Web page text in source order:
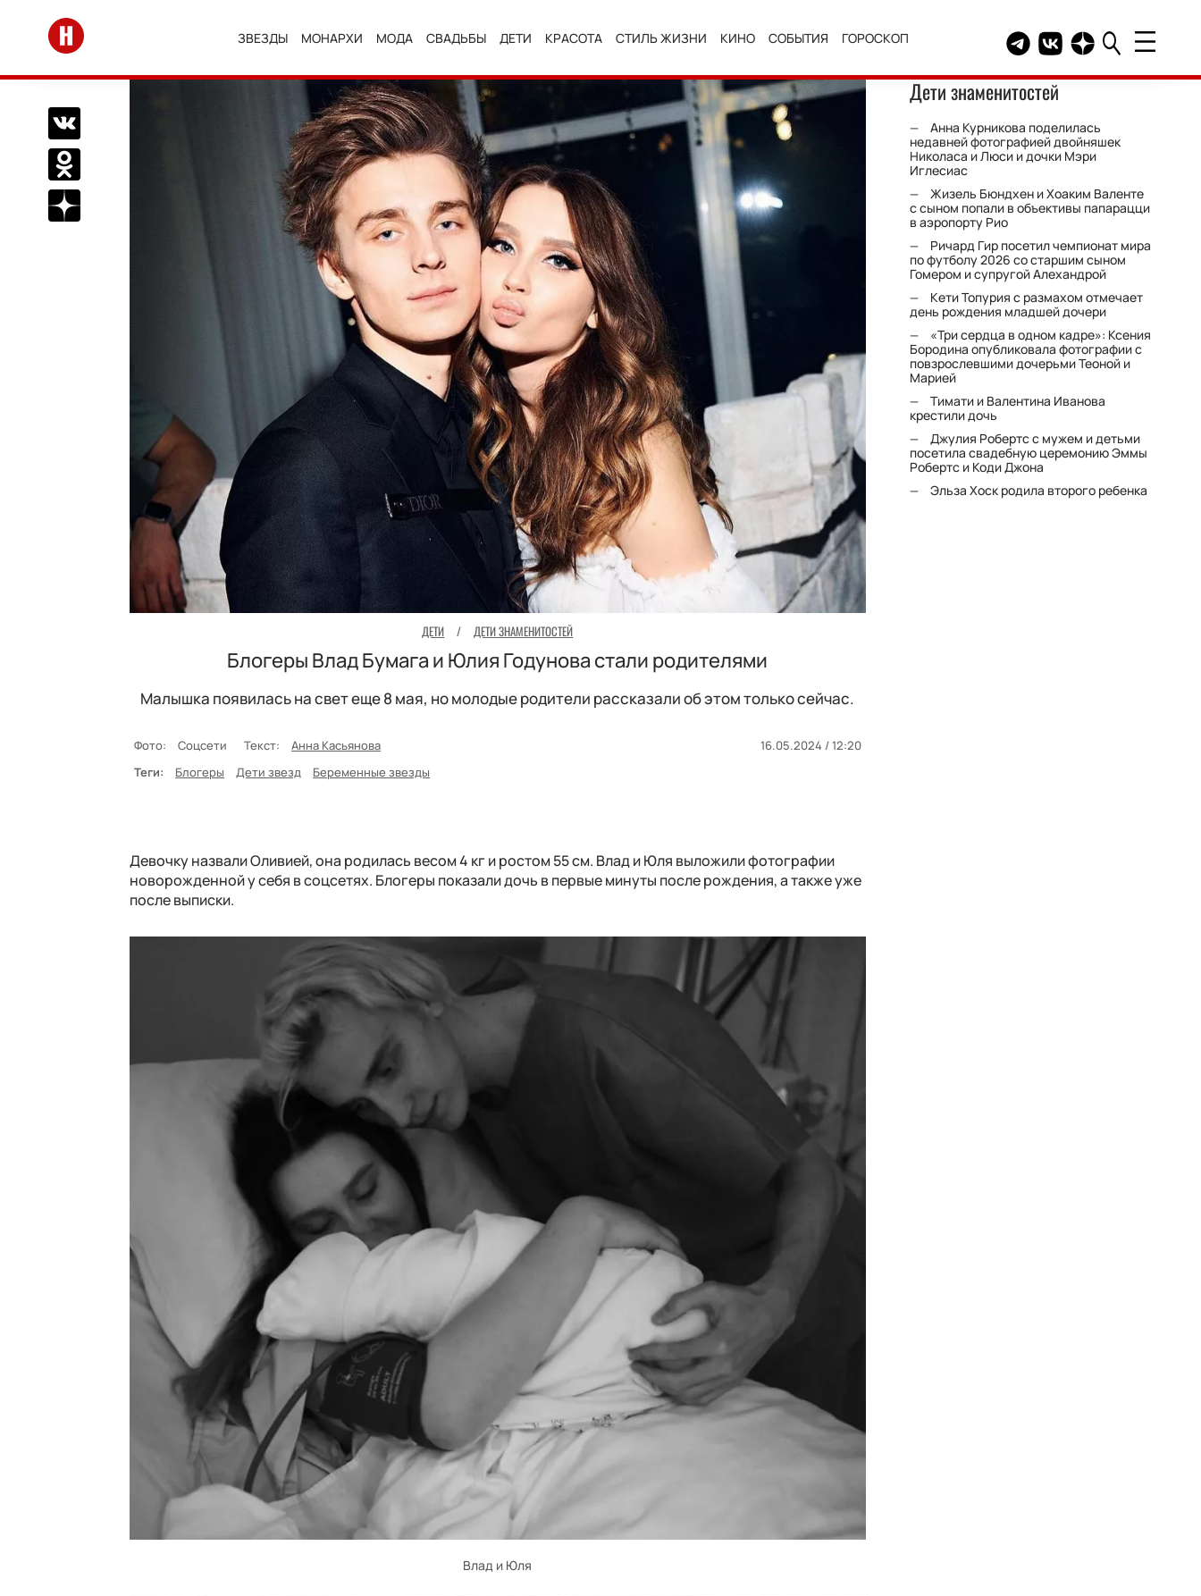
Перейти на главную
ЗВЕЗДЫ МОНАРХИ МОДА СВАДЬБЫ ДЕТИ КРАСОТА СТИЛЬ ЖИЗНИ КИНО СОБЫТИЯ ГОРОСКОП Telegram канал HELLO
Группа HELLO
Канал HELLO в
Поделиться Вконтакте
Поделиться в Одноклассниках
Подписаться на нас в Дзен
ДЕТИ / ДЕТИ ЗНАМЕНИТОСТЕЙ
Блогеры Влад Бумага и Юлия Годунова стали родителями
Малышка появилась на свет еще 8 мая, но молодые родители рассказали об этом только сейчас.
Фото: Соцсети Текст: Анна Касьянова
16.05.2024 / 12:20
Теги:
Блогеры Дети звезд Беременные звезды
Девочку назвали Оливией, она родилась весом 4 кг и ростом 55 см. Влад и Юля выложили фотографии
новорожденной у себя в соцсетях. Блогеры показали дочь в первые минуты после рождения, а также уже
после выписки.
Влад и Юля
Дети знаменитостей
Анна Курникова поделилась
недавней фотографией двойняшек
Николаса и Люси и дочки Мэри
Иглесиас
Жизель Бюндхен и Хоаким Валенте
с сыном попали в объективы папарацци
в аэропорту Рио
Ричард Гир посетил чемпионат мира
по футболу 2026 со старшим сыном
Гомером и супругой Алехандрой
Кети Топурия с размахом отмечает
день рождения младшей дочери
«Три сердца в одном кадре»: Ксения
Бородина опубликовала фотографии с
повзрослевшими дочерьми Теоной и
Марией
Тимати и Валентина Иванова
крестили дочь
Джулия Робертс с мужем и детьми
посетила свадебную церемонию Эммы
Робертс и Коди Джона
Эльза Хоск родила второго ребенка